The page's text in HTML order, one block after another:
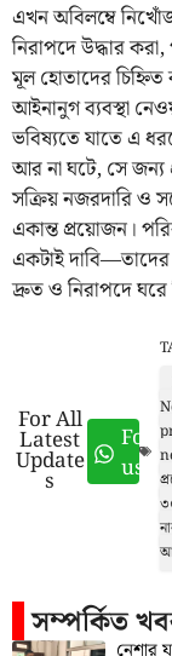
এখন অবিলম্বে
নিরাপদে উদ্ধার করা,
মূল হোতাদের
আইনানুগ ব্যবস্থা
ভবিষ্যতে যাতে এ
আর না ঘটে, সে জন্য
সক্রিয় নজরদারি ও
একান্ত প্রয়োজন।
একটাই দাবি—তাদের
দ্রুত ও নিরাপদে
For All
Latest
Update
s
us
সম্পর্কিত